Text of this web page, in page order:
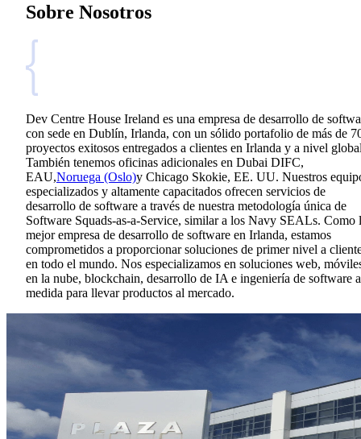
Sobre Nosotros
Dev Centre House Ireland es una empresa de desarrollo de
con sede en Dublín, Irlanda, con un sólido portafolio de más de
proyectos exitosos entregados a clientes en Irlanda y a nivel
También tenemos oficinas adicionales en Dubai DIFC,
EAU,Noruega (Oslo)y Chicago Skokie, EE. UU. Nuestros
especializados y altamente capacitados ofrecen servicios de
desarrollo de software a través de nuestra metodología única de
Software Squads-as-a-Service, similar a los Navy SEALs. Como
mejor empresa de desarrollo de software en Irlanda, estamos
comprometidos a proporcionar soluciones de primer nivel a
en todo el mundo. Nos especializamos en soluciones web,
en la nube, blockchain, desarrollo de IA e ingeniería de software a
medida para llevar productos al mercado.